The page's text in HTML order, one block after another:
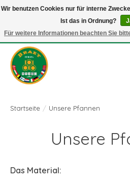
Juli actie: 10% korting op alle ECO-PROOF
75,00 of meer ook nog een mooie vleestang
Gebruik de code: ECO-PROOF.
Startseite / Unsere Pfannen
Unsere
Das Material:
Wir benutzen Cookies nur für interne
Ist das in Ordnung?
Für weitere Informationen beachten Sie